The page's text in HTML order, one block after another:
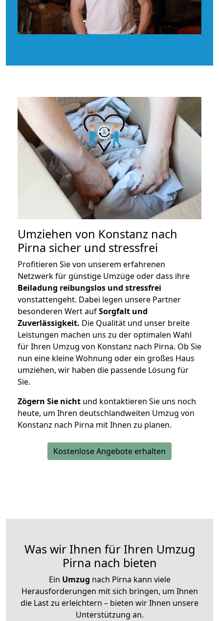
Umziehen von Konstanz nach
Pirna sicher und stressfrei
Profitieren Sie von unserem erfahrenen
Netzwerk für günstige Umzüge oder dass ihre
Beiladung reibungslos und stressfrei
vonstattengeht. Dabei legen unsere Partner
besonderen Wert aufSorgfalt und
Zuverlässigkeit. Die Qualität und unser breite
Leistungen machen uns zu der optimalen Wahl
für Ihren Umzug von Konstanz nach Pirna. Ob Sie
nun eine kleine Wohnung oder ein großes Haus
umziehen, wir haben die passende Lösung für
Sie.
Zögern Sie nicht und kontaktieren Sie uns noch
heute, um Ihren deutschlandweiten Umzug von
Konstanz nach Pirna mit Ihnen zu planen.
Kostenlose Angebote erhalten
Was wir Ihnen für Ihren Umzug
Pirna nach bieten
Ein Umzug nach Pirna kann viele
Herausforderungen mit sich bringen, um Ihnen
die Last zu erleichtern – bieten wir Ihnen unsere
Unterstützung an.